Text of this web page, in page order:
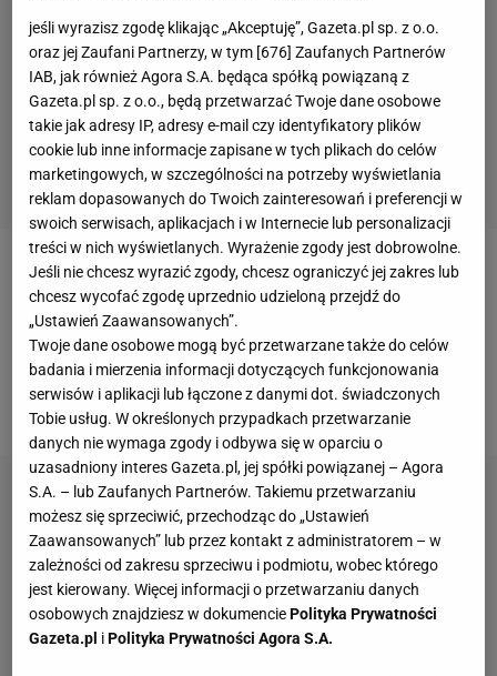
- Przez to, co Iga [Świątek] pokazywała nam przez
ostatnie kilka miesięcy, to jasne jest, że to ona jest
szefową - mówi w rozmowie z Eurosportem Amelie
Mauresmo, dyrektorkaFrench Open2022 tuż przed
rozpoczęciem prestiżowej imprezy.
jeśli wyrazisz zgodę klikając „Akceptuję”, Gazeta.pl sp. z o.o.
oraz jej Zaufani Partnerzy, w tym [676] Zaufanych Partnerów
IAB, jak również Agora S.A. będąca spółką powiązaną z
Gazeta.pl sp. z o.o., będą przetwarzać Twoje dane osobowe
takie jak adresy IP, adresy e-mail czy identyfikatory plików
cookie lub inne informacje zapisane w tych plikach do celów
marketingowych, w szczególności na potrzeby wyświetlania
reklam dopasowanych do Twoich zainteresowań i preferencji w
swoich serwisach, aplikacjach i w Internecie lub personalizacji
treści w nich wyświetlanych. Wyrażenie zgody jest dobrowolne.
Jeśli nie chcesz wyrazić zgody, chcesz ograniczyć jej zakres lub
chcesz wycofać zgodę uprzednio udzieloną przejdź do
„Ustawień Zaawansowanych”.
Twoje dane osobowe mogą być przetwarzane także do celów
badania i mierzenia informacji dotyczących funkcjonowania
serwisów i aplikacji lub łączone z danymi dot. świadczonych
Tobie usług. W określonych przypadkach przetwarzanie
danych nie wymaga zgody i odbywa się w oparciu o
uzasadniony interes Gazeta.pl, jej spółki powiązanej – Agora
S.A. – lub Zaufanych Partnerów. Takiemu przetwarzaniu
możesz się sprzeciwić, przechodząc do „Ustawień
Zaawansowanych” lub przez kontakt z administratorem – w
zależności od zakresu sprzeciwu i podmiotu, wobec którego
jest kierowany. Więcej informacji o przetwarzaniu danych
osobowych znajdziesz w dokumenciePolityka Prywatności
Gazeta.pl iPolityka Prywatności Agora S.A.